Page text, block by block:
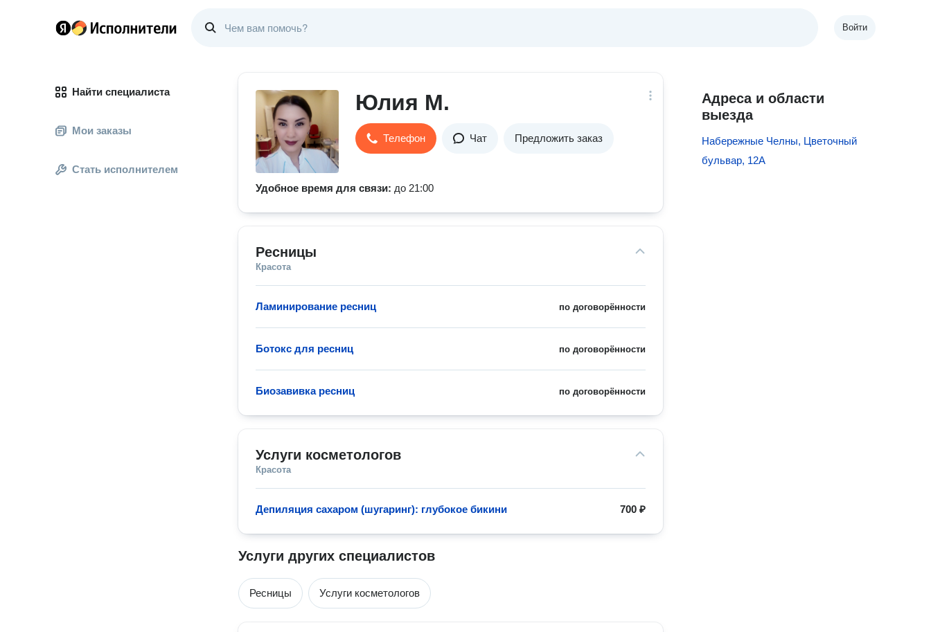
Войти
Найти специалиста
Мои заказы
Стать исполнителем
Юлия М.
Телефон Чат Предложить заказ
Удобное время для связи: до 21:00
Ресницы
Красота
по договорённости
Ламинирование ресниц
по договорённости
Ботокс для ресниц
по договорённости
Биозавивка ресниц
Услуги косметологов
Красота
700 ₽
Депиляция сахаром (шугаринг): глубокое бикини
Услуги других специалистов
Ресницы Услуги косметологов
Адреса и области
выезда
Набережные Челны, Цветочный
бульвар, 12А